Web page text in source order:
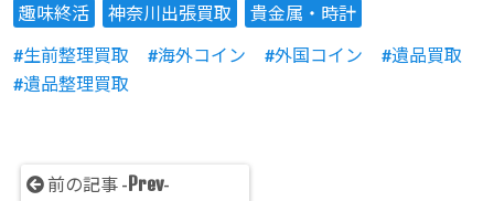
趣味終活 神奈川出張買取
貴金属・時計
生前整理買取
海外コイン 外国コイン
遺品買取
遺品整理買取
前の記事 -Prev-